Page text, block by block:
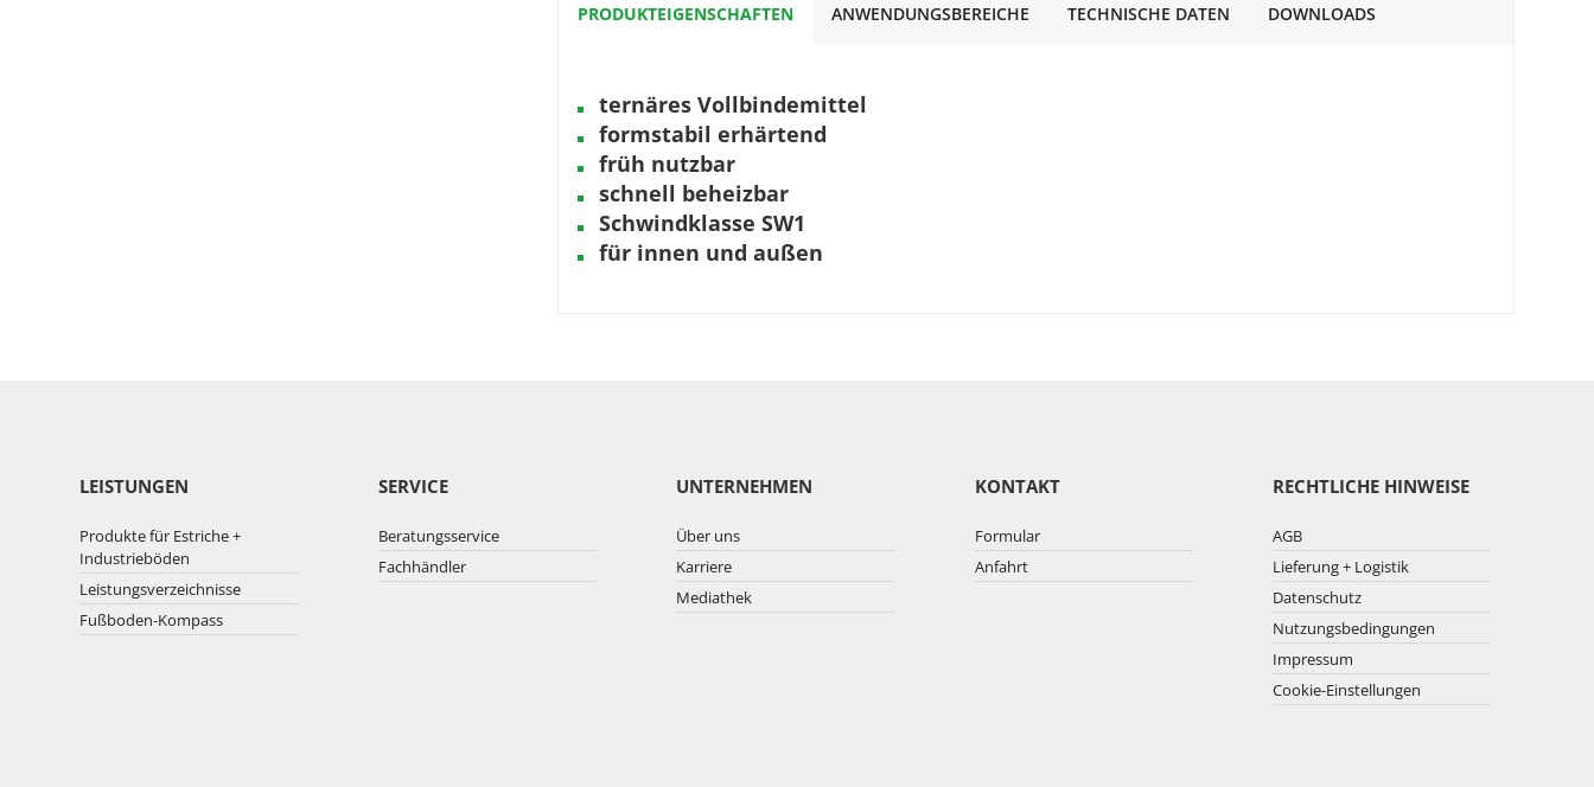
PRODUKTEIGENSCHAFTEN ANWENDUNGSBEREICHE TECHNISCHE DATEN DOWNLOADS
ternäres Vollbindemittel
formstabil erhärtend
früh nutzbar
schnell beheizbar
Schwindklasse SW1
für innen und außen
LEISTUNGEN
Produkte für Estriche +
Industrieböden
Leistungsverzeichnisse
Fußboden-Kompass
SERVICE
Beratungsservice
Fachhändler
UNTERNEHMEN
Über uns
Karriere
Mediathek
KONTAKT
Formular
Anfahrt
RECHTLICHE HINWEISE
AGB
Lieferung + Logistik
Datenschutz
Nutzungsbedingungen
Impressum
Cookie-Einstellungen